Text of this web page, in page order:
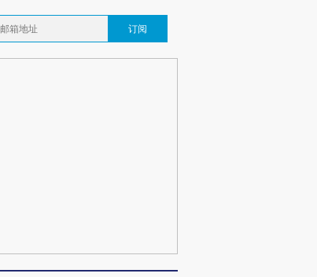
马航飞行员跨国走私7万
粒摇头丸 尿检体内含3种
视线｜被称为“蟑螂”的印
度Z世代 用街头抗争将教
订阅